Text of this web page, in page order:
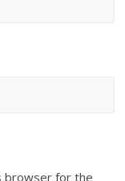
browser for the